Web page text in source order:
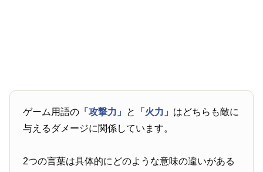
ゲーム用語の 「攻撃力」 と 「火力」 はどちらも敵に
与えるダメージに関係しています。
2つの言葉は具体的にどのような意味の違いがある